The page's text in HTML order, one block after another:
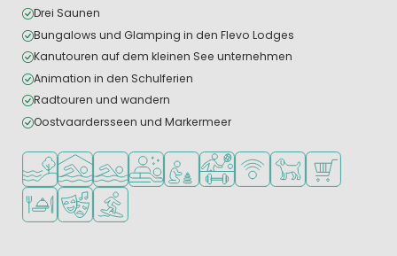
Drei Saunen
Bungalows und Glamping in den Flevo Lodges
Kanutouren auf dem kleinen See unternehmen
Animation in den Schulferien
Radtouren und wandern
Oostvaardersseen und Markermeer
Am Wasser
HallenbadFreibadWellness-Einrichtungen
Empfohlen für kleine Kinder
Viele Sportmöglichkeiten
WLAN verfügbar
Haustiere erlaubt
Supermarkt/
Restaurant oder Pizzeria
Animationsteam
Wassersportmöglichkeiten